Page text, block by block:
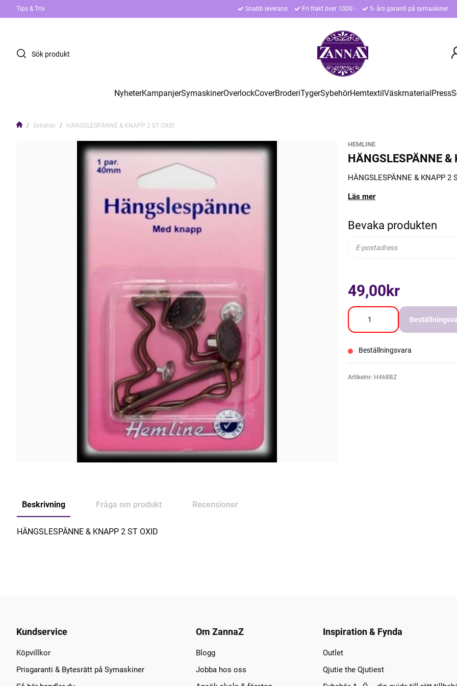
Tips & Trix Snabb leverans Fri frakt över 1000:- 5- års garanti på symaskiner
NyheterKampanjerSymaskinerOverlockCoverBroderiTygerSybehörHemtextilVäskmaterialPress
Sybehör HÄNGSLESPÄNNE & KNAPP 2 ST OXID
HEMLINE
HÄNGSLESPÄNNE &
HÄNGSLESPÄNNE & KNAPP 2
Läs mer
Bevaka produkten
49,00kr
Beställningsvara
Artikelnr: H468BZ
Beskrivning Fråga om produkt Recensioner
HÄNGSLESPÄNNE & KNAPP 2 ST OXID
Kundservice
Köpvillkor
Prisgaranti & Bytesrätt på Symaskiner
Om ZannaZ
Blogg
Jobba hos oss
Inspiration & Fynda
Outlet
Qjutie the Qjutiest